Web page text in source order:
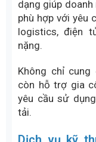
Lựa chọn
Mỗi ngành nghề
dây băng tải.
Ngành thực
TPU.
Ngành
với dây cao